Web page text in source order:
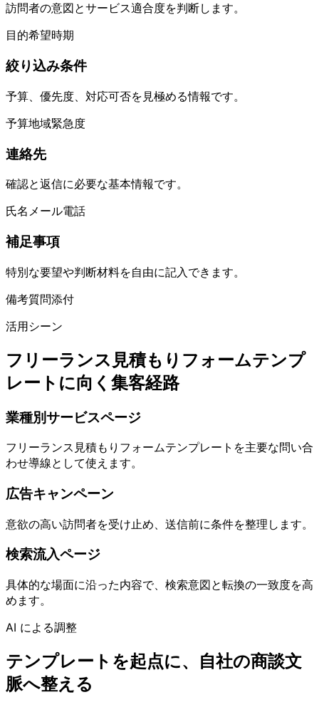
訪問者の意図とサービス適合度を判断します。
目的希望時期
絞り込み条件
予算、優先度、対応可否を見極める情報です。
予算地域緊急度
連絡先
確認と返信に必要な基本情報です。
氏名 メール電話
補足事項
特別な要望や判断材料を自由に記入できます。
備考質問添付
活用シーン
フリーランス見積もりフォームテンプ
レートに向く集客経路
業種別サービスページ
フリーランス見積もりフォームテンプレートを主要な問い合
わせ導線として使えます。
広告キャンペーン
意欲の高い訪問者を受け止め、送信前に条件を整理します。
検索流入ページ
具体的な場面に沿った内容で、検索意図と転換の一致度を高
めます。
AI による調整
テンプレートを起点に、自社の商談文
脈へ整える